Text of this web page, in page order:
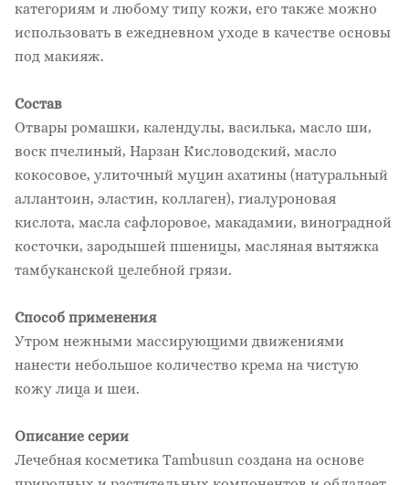
категориям и любому типу кожи, его также можно
использовать в ежедневном уходе в качестве основы
под макияж.
Состав
Отвары ромашки, календулы, василька, масло ши,
воск пчелиный, Нарзан Кисловодский, масло
кокосовое, улиточный муцин ахатины (натуральный
аллантоин, эластин, коллаген), гиалуроновая
кислота, масла сафлоровое, макадамии, виноградной
косточки, зародышей пшеницы, масляная вытяжка
тамбуканской целебной грязи.
Способ применения
Утром нежными массирующими движениями
нанести небольшое количество крема на чистую
кожу лица и шеи.
Описание серии
Лечебная косметика Tambusun создана на основе